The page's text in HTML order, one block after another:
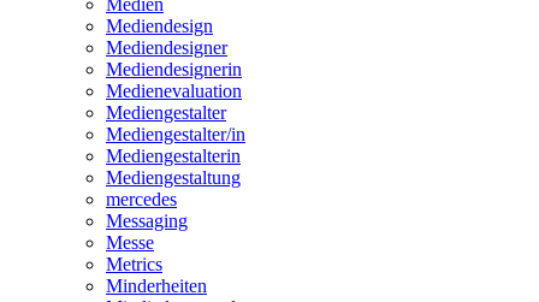
Mediendesign
Mediendesigner
Mediendesignerin
Medienevaluation
Mediengestalter
Mediengestalter/in
Mediengestalterin
Mediengestaltung
mercedes
Messaging
Messe
Metrics
Minderheiten